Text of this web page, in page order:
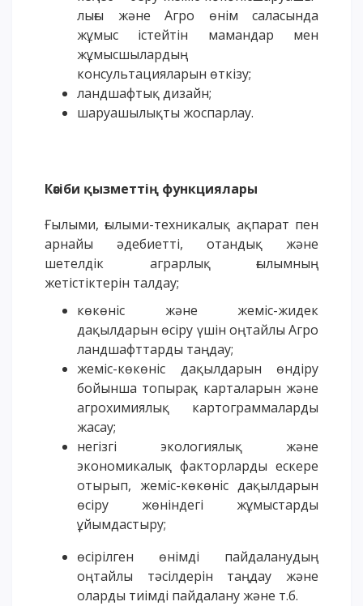
лығы және Агро өнім саласында
жұмыс істейтін мамандар мен
жұмысшылардың
консультацияларын өткізу;
ландшафтық дизайн;
шаруашылықты жоспарлау.
Кәсіби қызметтің функциялары
Ғылыми, ғылыми-техникалық ақпарат пен
арнайы әдебиетті, отандық және
шетелдік аграрлық ғылымның
жетістіктерін талдау;
көкөніс және жеміс-жидек
дақылдарын өсіру үшін оңтайлы Агро
ландшафттарды таңдау;
жеміс-көкөніс дақылдарын өндіру
бойынша топырақ карталарын және
агрохимиялық картограммаларды
жасау;
негізгі экологиялық және
экономикалық факторларды ескере
отырып, жеміс-көкөніс дақылдарын
өсіру жөніндегі жұмыстарды
ұйымдастыру;
өсірілген өнімді пайдаланудың
оңтайлы тәсілдерін таңдау және
оларды тиімді пайдалану және т.б.